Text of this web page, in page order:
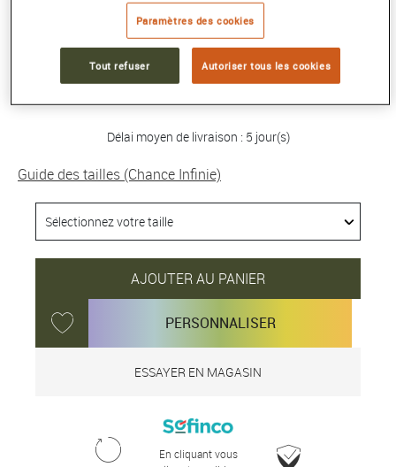
Référence :0B0174-6B1065
Collection :Chance Infinie
8 750 €
Délai moyen de livraison : 5 jour(s)
Guide des tailles (Chance Infinie)
AJOUTER AU PANIER
PERSONNALISER
ESSAYER EN MAGASIN
En cliquant vous
Paramètres des cookies
Tout refuser Autoriser tous les cookies